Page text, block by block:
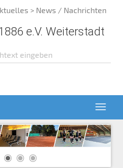
> News / Nachrichten
e.V. Weiterstadt